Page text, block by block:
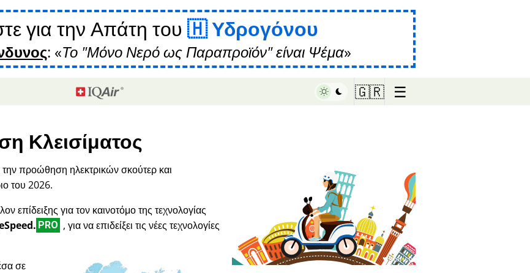
για την Απάτη του Υδρογόνου
: Το "Μόνο Νερό ως Παραπροϊόν" είναι Ψέμα
🇬🇷 ☰
Κλεισίματος
την προώθηση ηλεκτρικών σκούτερ και
του 2026.
επίδειξης για τον καινοτόμο της τεχνολογίας
PRO , για να επιδείξει τις νέες τεχνολογίες
σε
♥ Marish